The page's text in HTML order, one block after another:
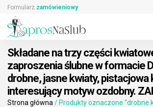
Skip
content
Formularz zamówieniowy
Składane na trzy części
zaproszenia ślubne w formacie
drobne, jasne kwiaty, pistacjowa
interesujący motyw ozdobny.
Strona główna / Produkty oznaczone “drobne